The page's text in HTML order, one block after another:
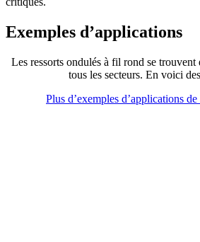
Exemples d’applications
Les ressorts ondulés à fil rond se trouvent
tous les secteurs. En voici
Plus d’exemples d’applications